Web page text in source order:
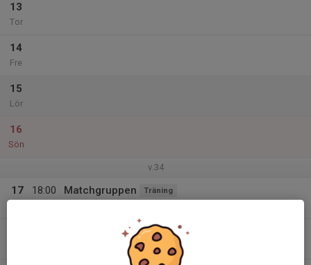
13
Tor
14
Fre
15
Lör
16
Sön
v.34
17
18:00
Matchgruppen Träning
Nybörjargruppen Träning
Valloxskolans källarlokal